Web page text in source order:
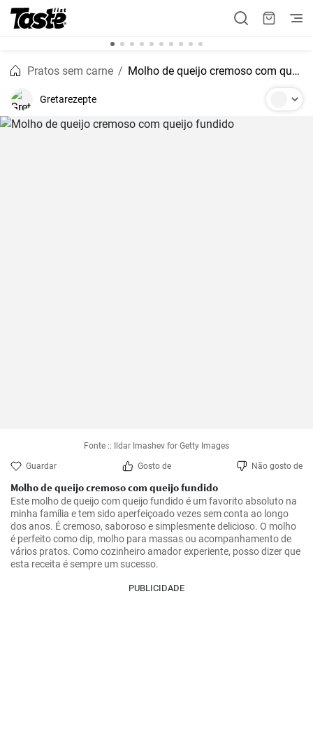
Pratos sem carne Molho de queijo cremoso com queijo fundido
Gretarezepte
Fonte :: Ildar Imashev for Getty Images
Guardar Gosto de Não gosto de
Molho de queijo cremoso com queijo fundido
Este molho de queijo com queijo fundido é um favorito absoluto na
minha família e tem sido aperfeiçoado vezes sem conta ao longo
dos anos. É cremoso, saboroso e simplesmente delicioso. O molho
é perfeito como dip, molho para massas ou acompanhamento de
vários pratos. Como cozinheiro amador experiente, posso dizer que
esta receita é sempre um sucesso.
PUBLICIDADE